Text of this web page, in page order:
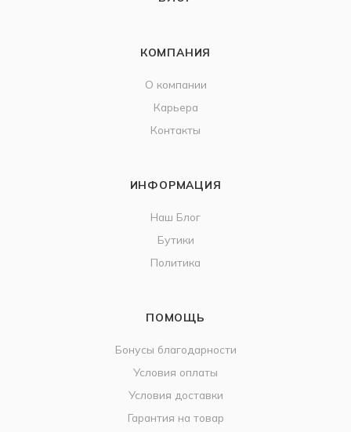
КОМПАНИЯ
О компании
Карьера
Контакты
ИНФОРМАЦИЯ
Наш Блог
Бутики
Политика
ПОМОЩЬ
Бонусы благодарности
Условия оплаты
Условия доставки
Гарантия на товар